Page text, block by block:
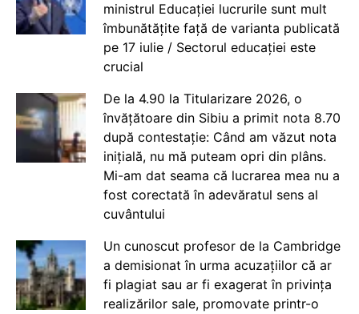
ministrul Educației lucrurile sunt mult
îmbunătățite față de varianta publicată
pe 17 iulie / Sectorul educației este
crucial
De la 4.90 la Titularizare 2026, o
învățătoare din Sibiu a primit nota 8.70
după contestație: Când am văzut nota
inițială, nu mă puteam opri din plâns.
Mi-am dat seama că lucrarea mea nu a
fost corectată în adevăratul sens al
cuvântului
Un cunoscut profesor de la Cambridge
a demisionat în urma acuzațiilor că ar
fi plagiat sau ar fi exagerat în privința
realizărilor sale, promovate printr-o